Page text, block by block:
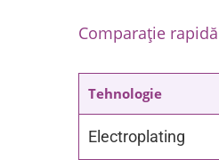
Comparație
Tehnologie
Electroplating